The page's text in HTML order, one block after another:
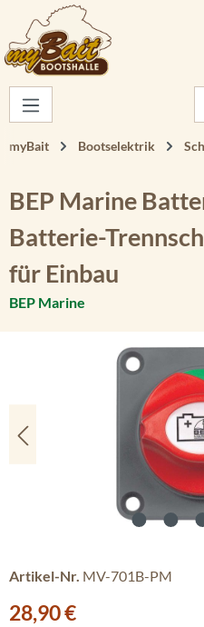
Zum Hauptinhalt springen
myBait Bootselektrik
BEP Marine
Batterie-
für Einbau
BEP Marine
Artikel-Nr. MV-701B-PM
Verkaufspreis:
28,90 €